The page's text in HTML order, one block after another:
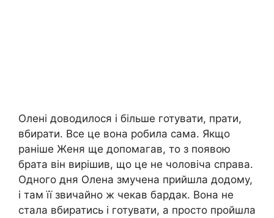
Олені доводилося і більше готувати, прати,
вбирати. Все це вона робила сама. Якщо
раніше Женя ще допомагав, то з появою
брата він вирішив, що це не чоловіча справа.
Одного дня Олена змучена прийшла додому,
і там її звичайно ж чекав бардак. Вона не
стала вбиратись і готувати, а просто пройшла